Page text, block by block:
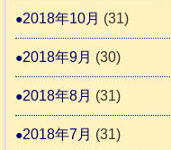
2018年10月 (31)
2018年9月 (30)
2018年8月 (31)
2018年7月 (31)